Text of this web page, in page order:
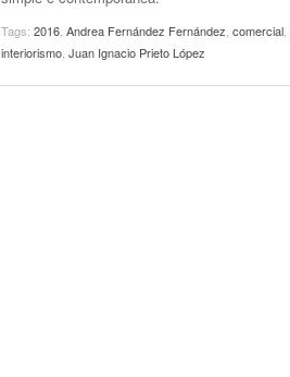
Tags: 2016 Andrea Fernández Fernández comercial
interiorismo Juan Ignacio Prieto López